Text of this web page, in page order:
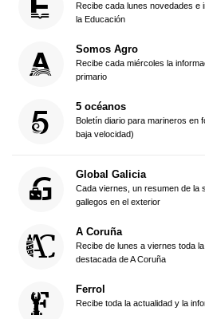
Recibe cada lunes novedades e
la Educación
Somos Agro
Recibe cada miércoles la
primario
5 océanos
Boletín diario para marineros en
baja velocidad)
Global Galicia
Cada viernes, un resumen de la
gallegos en el exterior
A Coruña
Recibe de lunes a viernes toda
destacada de A Coruña
Ferrol
Recibe toda la actualidad y la